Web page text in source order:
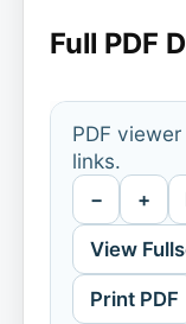
Full PDF
PDF
links.
− +
View
Print PDF